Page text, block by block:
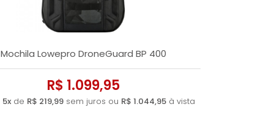
Mochila Lowepro DroneGuard BP 400
R$ 1.099,95
5xde R$ 219,99sem juros ou R$ 1.044,95à vista